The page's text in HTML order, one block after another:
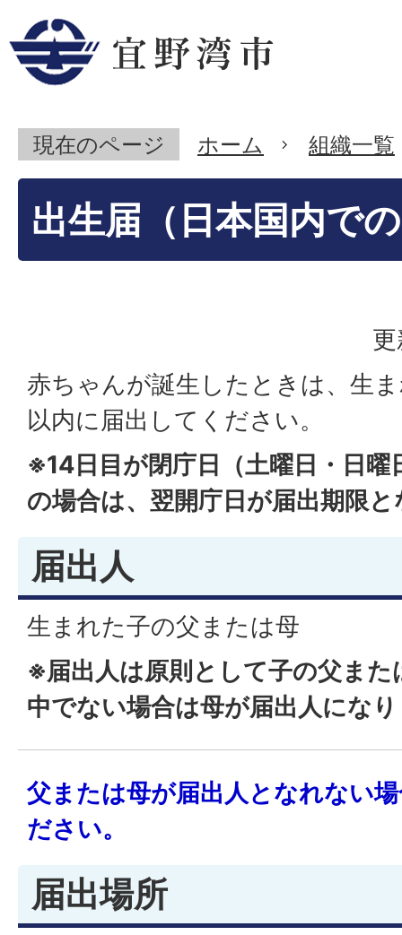
現在のページ ホーム 組織一覧
出生届（日本国内で
赤ちゃんが誕生したときは、生
以内に届出してください。
※14日目が閉庁日（土曜日・日曜
の場合は、翌開庁日が届出期限
届出人
生まれた子の父または母
※届出人は原則として子の父また
中でない場合は母が届出人にな
父または母が届出人となれない
ださい。
届出場所